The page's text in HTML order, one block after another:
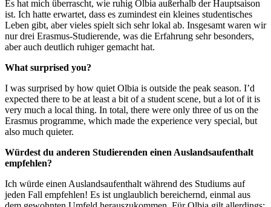
Es hat mich überrascht, wie ruhig Olbia außerhalb der Hauptsaison
ist. Ich hatte erwartet, dass es zumindest ein kleines studentisches
Leben gibt, aber vieles spielt sich sehr lokal ab. Insgesamt waren wir
nur drei Erasmus‑Studierende, was die Erfahrung sehr besonders,
aber auch deutlich ruhiger gemacht hat.
What surprised you?
I was surprised by how quiet Olbia is outside the peak season. I’d
expected there to be at least a bit of a student scene, but a lot of it is
very much a local thing. In total, there were only three of us on the
Erasmus programme, which made the experience very special, but
also much quieter.
Würdest du anderen Studierenden einen Auslandsaufenthalt
empfehlen?
Ich würde einen Auslandsaufenthalt während des Studiums auf
jeden Fall empfehlen! Es ist unglaublich bereichernd, einmal aus